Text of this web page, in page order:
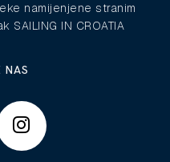
namijenjene stranim
SAILING IN CROATIA
NAS